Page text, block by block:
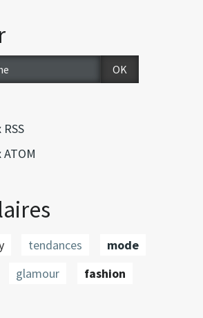
tendances
mode
glamour
fashion